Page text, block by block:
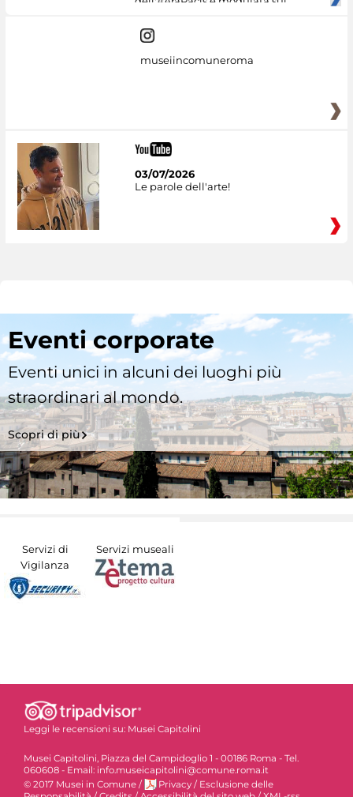
museiincomuneroma
03/07/2026
Le parole dell'arte!
Eventi corporate
Eventi unici in alcuni dei luoghi più
straordinari al mondo.
Scopri di più
Servizi di
Vigilanza
Servizi museali
Leggi le recensioni su: Musei Capitolini
Musei Capitolini, Piazza del Campidoglio 1 - 00186 Roma - Tel.
060608 - Email: info.museicapitolini@comune.roma.it
© 2017 Musei in Comune / Privacy / Esclusione delle